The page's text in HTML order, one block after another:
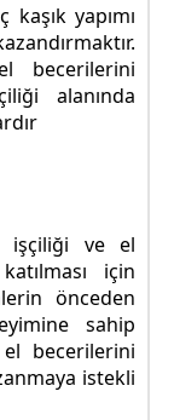
kaşık yapımı
becerilerini
alanında
işçiliği ve el
için
önceden
sahip
becerilerini
istekli